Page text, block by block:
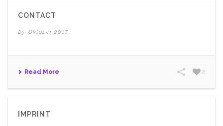
CONTACT
25. Oktober 2017
Read More 2
IMPRINT